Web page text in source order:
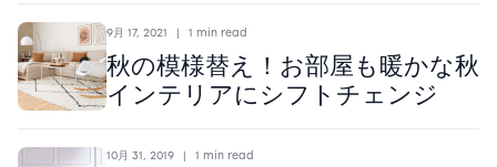
9月 17, 2021 | 1 min read
秋の模様替え！お部屋も暖かな秋
インテリアにシフトチェンジ
10月 31, 2019 | 1 min read